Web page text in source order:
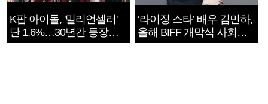
K팝 아이돌, '밀리언셀러'
단 1.6%…30년간 등장
1182개팀 전수조사
‘라이징 스타’ 배우 김민하,
올해 BIFF 개막식 사회자
확정